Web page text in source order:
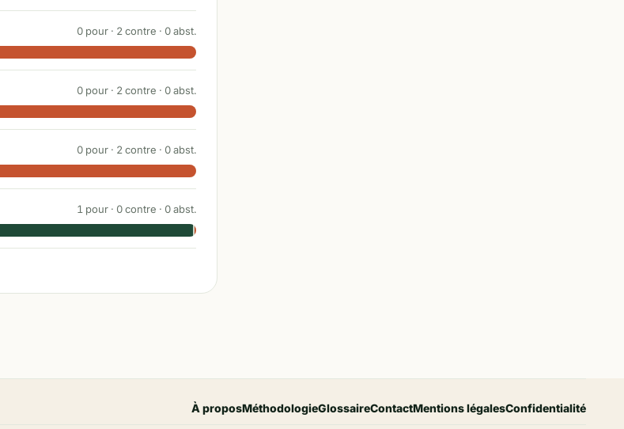
0 pour · 2 contre · 0abst.
0 pour · 2 contre · 0abst.
0 pour · 2 contre · 0abst.
1 pour · 0contre · 0abst.
À proposMéthodologieGlossaireContactMentions légalesConfidentialité